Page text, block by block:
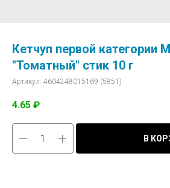
Кетчуп первой категории
"Томатный" стик 10 г
Артикул: 4604248015169 (5851)
4.65 ₽
В